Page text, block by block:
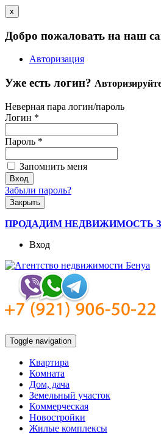
x
Добро пожаловать на наш
Авторизация
Уже есть логин?
Неверная пара логин/пароль
Логин *
Пароль *
Запомнить меня
Забыли пароль?
Закрыть
ПРОДАДИМ НЕДВИЖИМОСТЬ
Вход
Toggle navigation
Квартира
Комната
Дом, дача
Земельный участок
Коммерческая
Новостройки
Жилые комплексы